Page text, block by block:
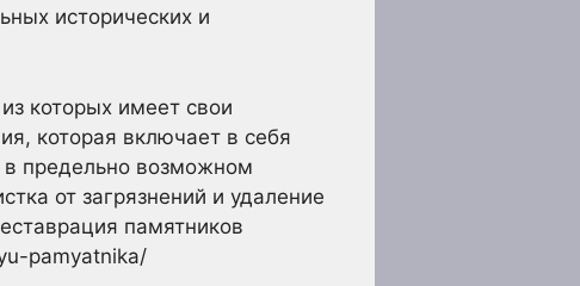
исторических и
которых имеет свои
которая включает в себя
предельно возможном
от загрязнений и удаление
памятников
pamyatnika/